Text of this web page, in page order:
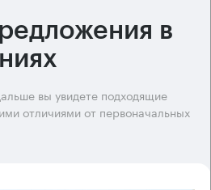
в
вы увидете подходящие
отличиями от первоначальных